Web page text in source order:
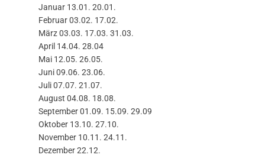
Januar 13.01. 20.01.
Februar 03.02. 17.02.
März 03.03. 17.03. 31.03.
April 14.04. 28.04
Mai 12.05. 26.05.
Juni 09.06. 23.06.
Juli 07.07. 21.07.
August 04.08. 18.08.
September 01.09. 15.09. 29.09
Oktober 13.10. 27.10.
November 10.11. 24.11.
Dezember 22.12.